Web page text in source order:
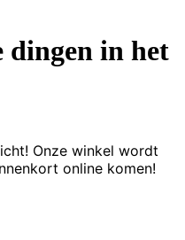
dingen in het
Onze winkel wordt
online komen!